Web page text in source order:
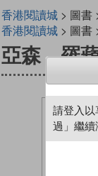
香港閱讀城> 圖書
香港閱讀城> 圖書
亞森．羅
請登入以
過」繼續